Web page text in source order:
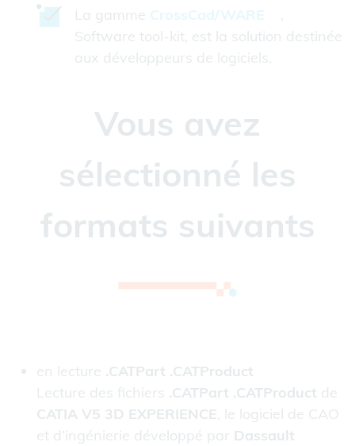
La gamme CrossCad/WARE
,
Software tool-kit, est la solution destinée
aux développeurs de logiciels.
Vous avez
sélectionné les
formats suivants
en lecture .CATPart .CATProduct
Lecture des fichiers .CATPart .CATProduct de
CATIA V5 3D EXPERIENCE, le logiciel de CAO
et d’ingénierie développé par Dassault